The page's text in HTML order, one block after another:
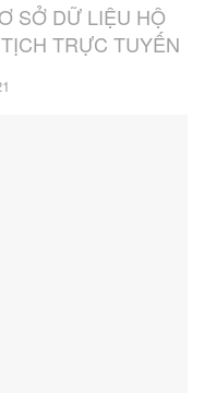
SỞ DỮ LIỆU HỘ
TRỰC TUYẾN